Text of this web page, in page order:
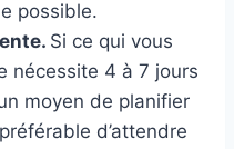
possible.
Si ce qui vous
nécessite 4 à 7 jours
moyen de planifier
d’attendre